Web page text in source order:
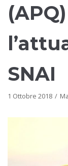
SNAI
1 Ottobre 2018